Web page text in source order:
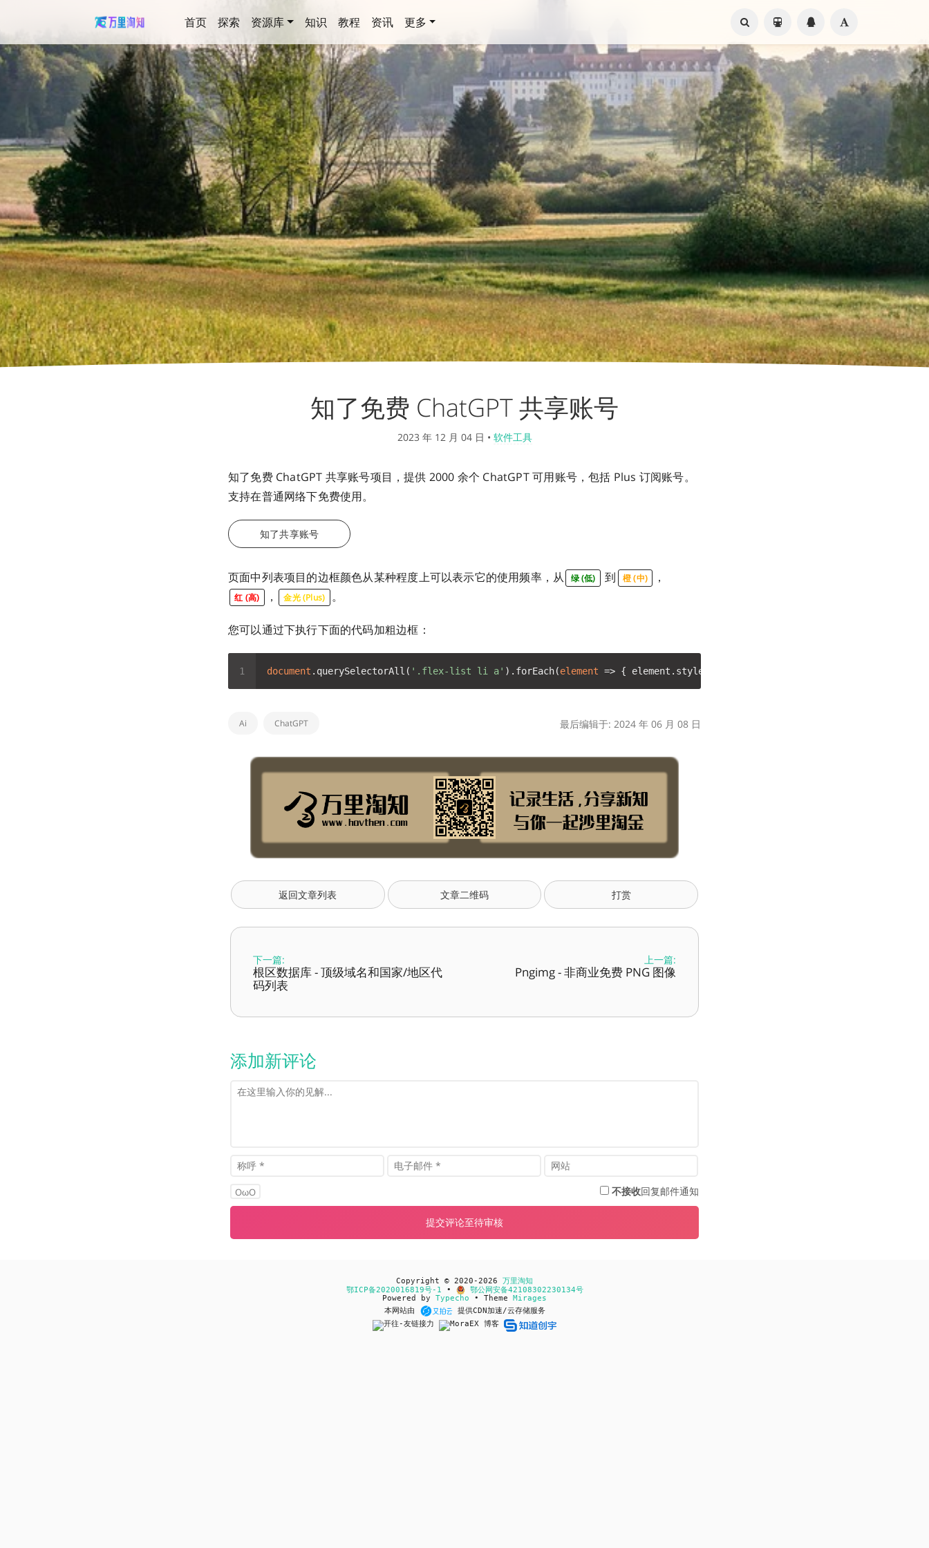
首页 探索 资源库 知识 教程 资讯 更多
知了免费 ChatGPT 共享账号
2023 年 12 月 04 日 • 软件工具
知了免费 ChatGPT 共享账号项目，提供 2000 余个 ChatGPT 可用账号，包括 Plus 订阅账号。
支持在普通网络下免费使用。
知了共享账号
页面中列表项目的边框颜色从某种程度上可以表示它的使用频率，从 绿 (低) 到 橙 (中) ，
红 (高) ， 金光 (Plus) 。
您可以通过下执行下面的代码加粗边框：
document .querySelectorAll( '.flex-list li a' ).forEach(element => { element.style.border =
Ai ChatGPT 最后编辑于: 2024 年 06 月 08 日
返回文章列表 文章二维码 打赏
下一篇:
根区数据库 - 顶级域名和国家/地区代
码列表
上一篇:
Pngimg - 非商业免费 PNG 图像
添加新评论
OωO 不接收回复邮件通知
Copyright © 2020-2026 万里淘知
鄂ICP备2020016819号-1 •
鄂公网安备42108302230134号
Powered by Typecho • Theme Mirages
本网站由
提供CDN加速/云存储服务